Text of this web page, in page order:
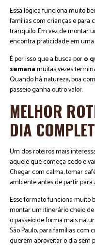
Essa lógica funciona muito
famílias com crianças e para
tranquilo. Em vez de montar
encontra praticidade em
É por isso que a busca poro
semanamuitas vezes
Quando há natureza, boa
passeio ganha outro valor.
MELHOR
DIA
Um dos roteiros mais
aquele que começa cedo e
Chegar com calma, tomar
ambiente antes de partir
Esse formato funciona muito
montar um itinerário cheio
o passeio de forma mais
São Paulo, para famílias com
querem aproveitar o dia sem